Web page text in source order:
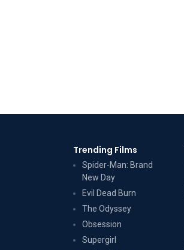
Trending Films
Spider-Man: Brand
New Day
Evil Dead Burn
The Odyssey
Obsession
Supergirl